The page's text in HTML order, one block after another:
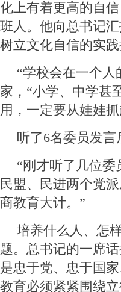
化上有着更高的自
班人。他向总书记
树立文化自信的实践
“学校会在一个
家，“小学、中学甚
用，一定要从娃娃
听了6名委员发
“刚才听了几位
民盟、民进两个党
商教育大计。”
培养什么人、怎
题。总书记的一席
是忠于党、忠于国
教育必须紧紧围绕